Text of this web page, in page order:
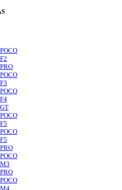
POCO
F2
PRO
POCO
F3
POCO
F4
GT
POCO
F5
POCO
F5
PRO
POCO
M3
PRO
POCO
M4